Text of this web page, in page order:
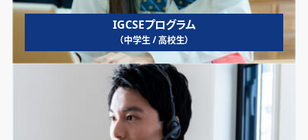
IGCSEプログラム
（中学生 / 高校生）